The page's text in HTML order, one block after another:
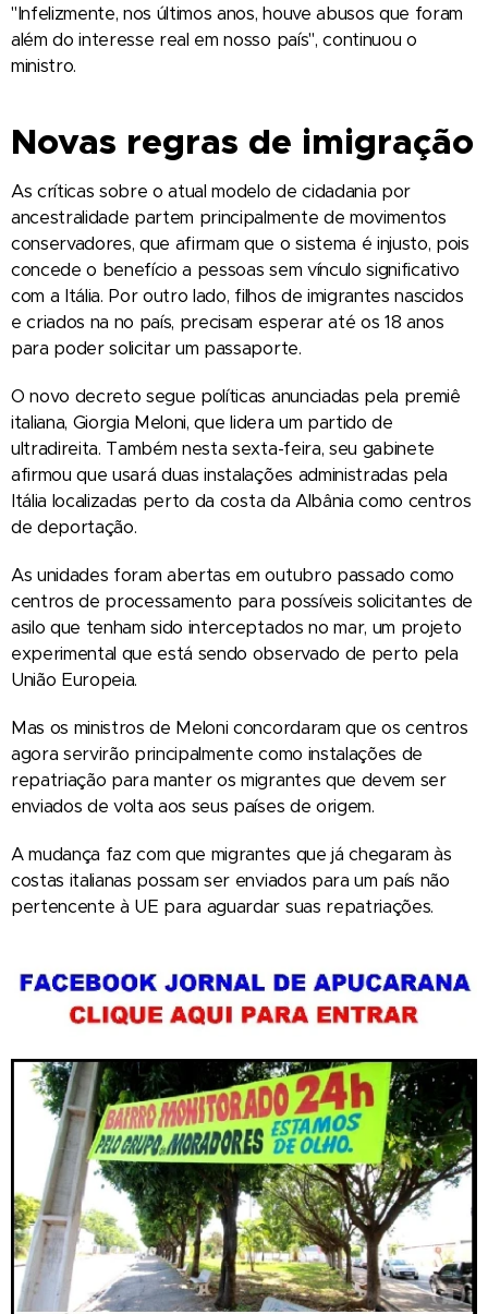
"Infelizmente, nos últimos anos, houve abusos que foram
além do interesse real em nosso país", continuou o
ministro.
Novas regras de imigração
As críticas sobre o atual modelo de cidadania por
ancestralidade partem principalmente de movimentos
conservadores, que afirmam que o sistema é injusto, pois
concede o benefício a pessoas sem vínculo significativo
com a Itália. Por outro lado, filhos de imigrantes nascidos
e criados na no país, precisam esperar até os 18 anos
para poder solicitar um passaporte.
O novo decreto segue políticas anunciadas pela premiê
italiana, Giorgia Meloni, que lidera um partido de
ultradireita. Também nesta sexta-feira, seu gabinete
afirmou que usará duas instalações administradas pela
Itália localizadas perto da costa da Albânia como centros
de deportação.
As unidades foram abertas em outubro passado como
centros de processamento para possíveis solicitantes de
asilo que tenham sido interceptados no mar, um projeto
experimental que está sendo observado de perto pela
União Europeia.
Mas os ministros de Meloni concordaram que os centros
agora servirão principalmente como instalações de
repatriação para manter os migrantes que devem ser
enviados de volta aos seus países de origem.
A mudança faz com que migrantes que já chegaram às
costas italianas possam ser enviados para um país não
pertencente à UE para aguardar suas repatriações.